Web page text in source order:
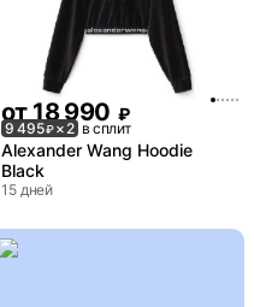
от18 990 ₽
9 495₽× 2 в сплит
Alexander Wang Hoodie
Black
15 дней